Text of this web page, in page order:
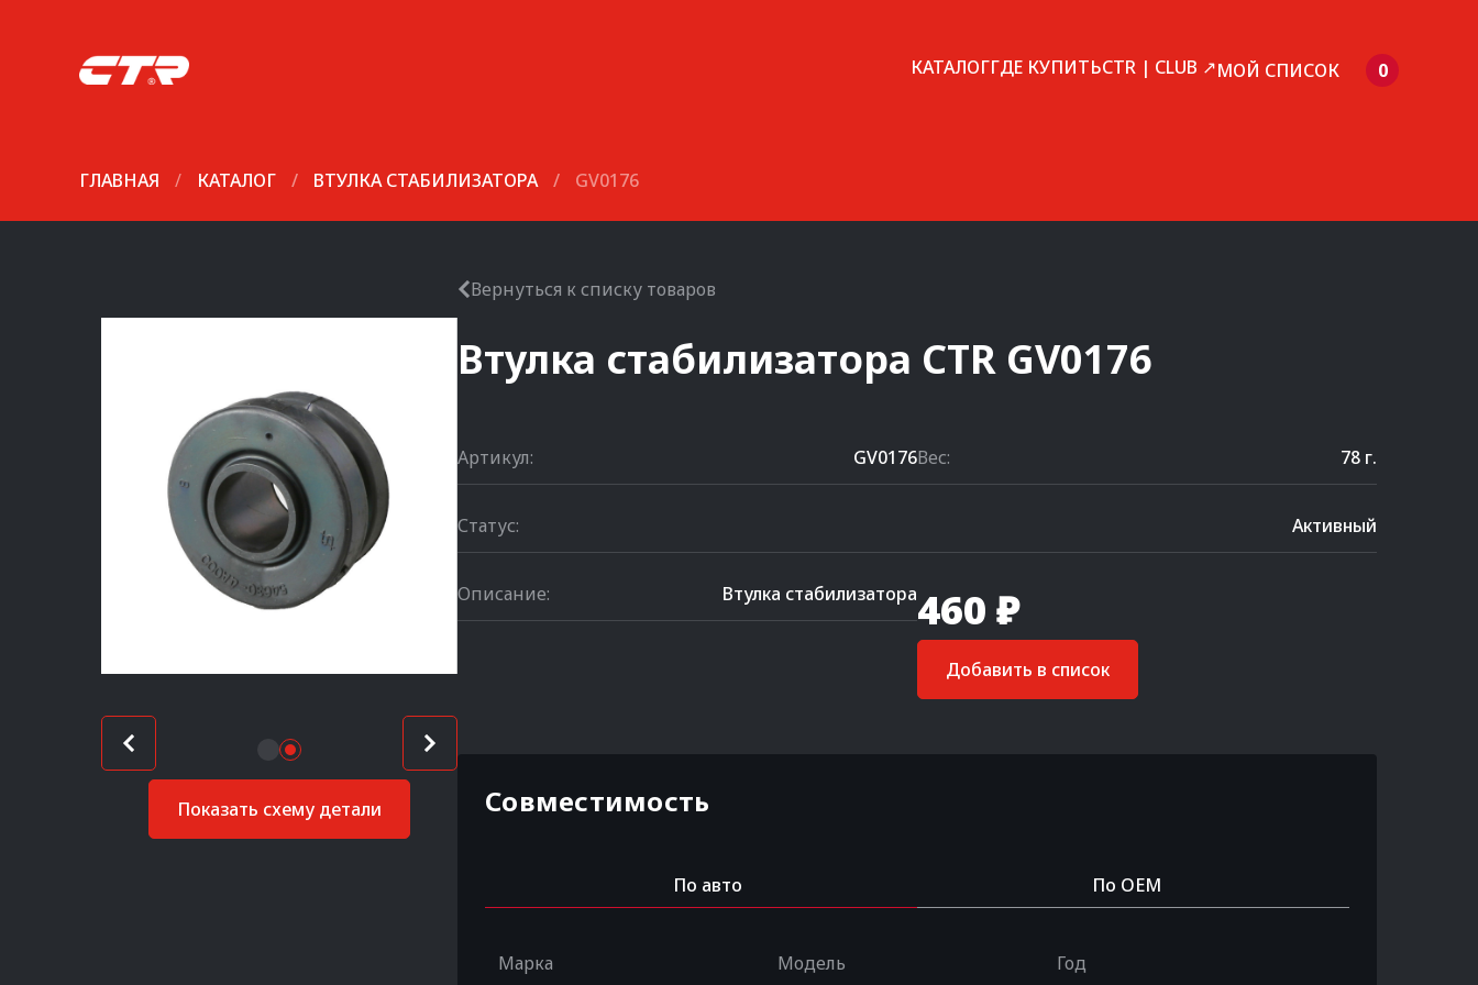
КАТАЛОГГДЕ КУПИТЬCTR | CLUB ↗МОЙ СПИСОК 0
ГЛАВНАЯ / КАТАЛОГ / ВТУЛКА СТАБИЛИЗАТОРА / GV0176
Показать схему детали
Вернуться к списку товаров
Втулка стабилизатора CTR GV0176
Артикул: GV0176Вес: 78 г.
Статус: Активный
Описание: Втулка стабилизатора460 ₽
Добавить в список
Совместимость
По авто По OEM
Марка Модель Год